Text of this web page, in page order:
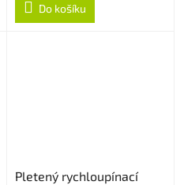
Do košíku
Pletený rychloupínací